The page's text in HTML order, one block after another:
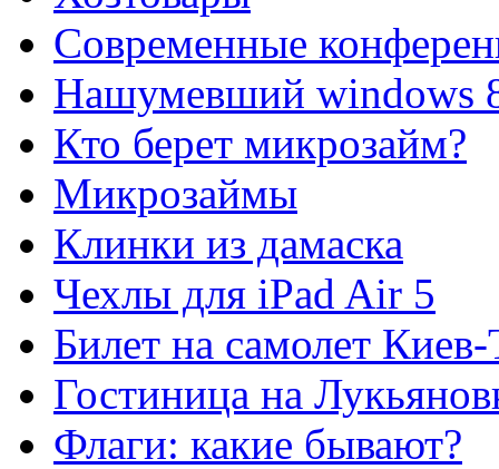
Современные
Нашумевший windows
Кто берет микрозайм?
Микрозаймы
Клинки из дамаска
Чехлы для iPad Air 5
Билет на самолет
Гостиница на
Флаги: какие бывают?